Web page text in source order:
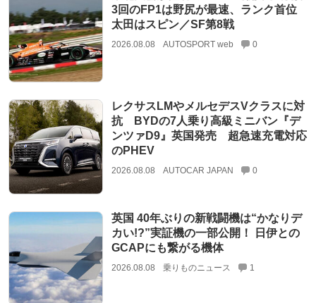
3回のFP1は野尻が最速、ランク首位
太田はスピン／SF第8戦
2026.08.08 AUTOSPORT web 0
レクサスLMやメルセデスVクラスに対
抗 BYDの7人乗り高級ミニバン『デ
ンツァD9』英国発売 超急速充電対応
のPHEV
2026.08.08 AUTOCAR JAPAN 0
英国 40年ぶりの新戦闘機は“かなりデ
カい!?”実証機の一部公開！ 日伊との
GCAPにも繋がる機体
2026.08.08 乗りものニュース 1